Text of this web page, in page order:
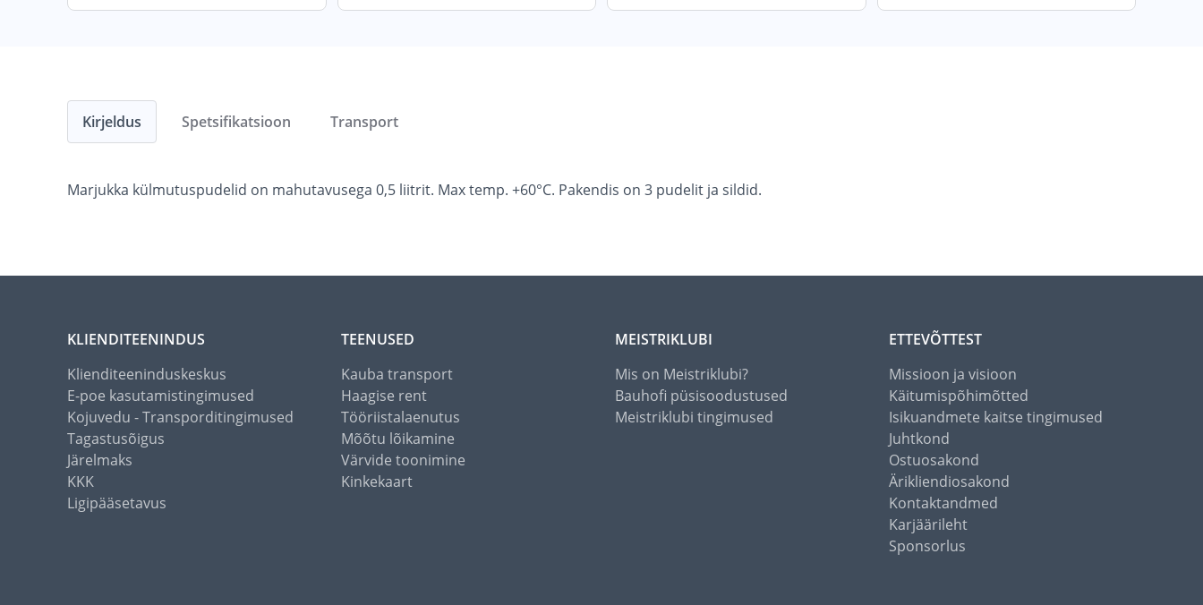
Kirjeldus
Marjukka külmutuspudelid on mahutavusega 0,5 liitrit. Max temp. +60°C. Pakendis on 3 pudelit ja sildid.
Spetsifikatsioon Transport
KLIENDITEENINDUS
Klienditeeninduskeskus
E-poe kasutamistingimused
Kojuvedu - Transporditingimused
Tagastusõigus
Järelmaks
KKK
Ligipääsetavus
TEENUSED
Kauba transport
Haagise rent
Tööriistalaenutus
Mõõtu lõikamine
Värvide toonimine
Kinkekaart
MEISTRIKLUBI
Mis on Meistriklubi?
Bauhofi püsisoodustused
Meistriklubi tingimused
ETTEVÕTTEST
Missioon ja visioon
Käitumispõhimõtted
Isikuandmete kaitse tingimused
Juhtkond
Ostuosakond
Ärikliendiosakond
Kontaktandmed
Karjäärileht
Sponsorlus